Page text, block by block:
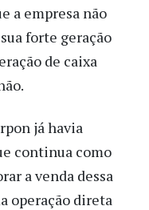
a empresa não
forte geração
de caixa
já havia
continua como
a venda dessa
operação direta